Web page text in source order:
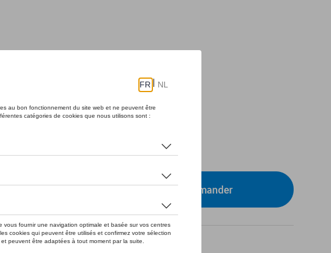
Contactez votre concessionnaire pour commander